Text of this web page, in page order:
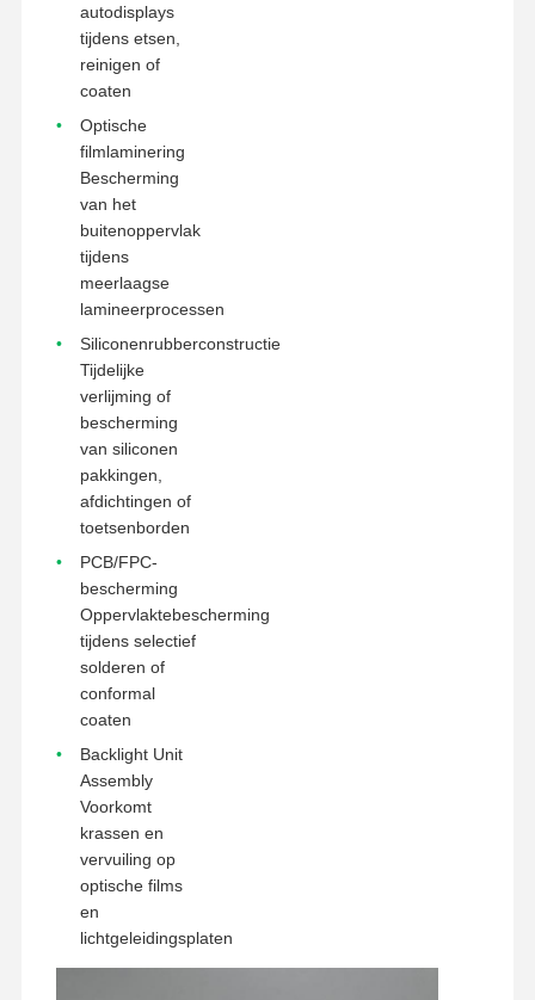
autodisplays
tijdens etsen,
reinigen of
coaten
Optische
filmlaminering
Bescherming
van het
buitenoppervlak
tijdens
meerlaagse
lamineerprocessen
Siliconenrubberconstructie
Tijdelijke
verlijming of
bescherming
van siliconen
pakkingen,
afdichtingen of
toetsenborden
PCB/FPC-
bescherming
Oppervlaktebescherming
tijdens selectief
solderen of
conformal
coaten
Backlight Unit
Assembly
Voorkomt
krassen en
vervuiling op
optische films
en
lichtgeleidingsplaten